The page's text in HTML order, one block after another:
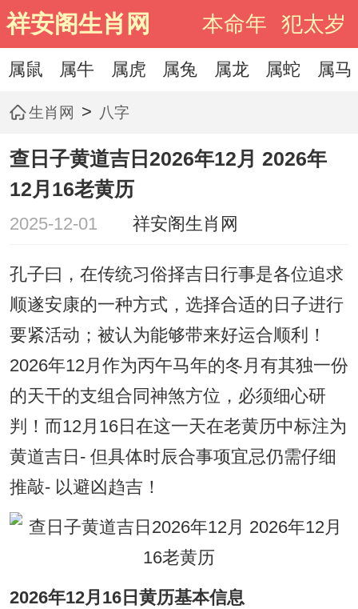
祥安阁生肖网 本命年 犯太岁
属鼠 属牛 属虎 属兔 属龙 属蛇 属马
生肖网 > 八字
查日子黄道吉日2026年12月 2026年
12月16老黄历
2025-12-01 祥安阁生肖网
孔子曰，在传统习俗择吉日行事是各位追求
顺遂安康的一种方式，选择合适的日子进行
要紧活动；被认为能够带来好运合顺利！
2026年12月作为丙午马年的冬月有其独一份
的天干的支组合同神煞方位，必须细心研
判！而12月16日在这一天在老黄历中标注为
黄道吉日- 但具体时辰合事项宜忌仍需仔细
推敲- 以避凶趋吉！
2026年12月16日黄历基本信息